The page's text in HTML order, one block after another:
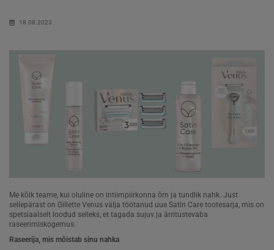
18.08.2023
Me kõik teame, kui oluline on intiimpiirkonna õrn ja tundlik nahk. Just
sellepärast on Gillette Venus välja töötanud uue Satin Care tootesarja, mis on
spetsiaalselt loodud selleks, et tagada sujuv ja ärritustevaba
raseerimiskogemus.
Raseerija, mis mõistab sinu nahka